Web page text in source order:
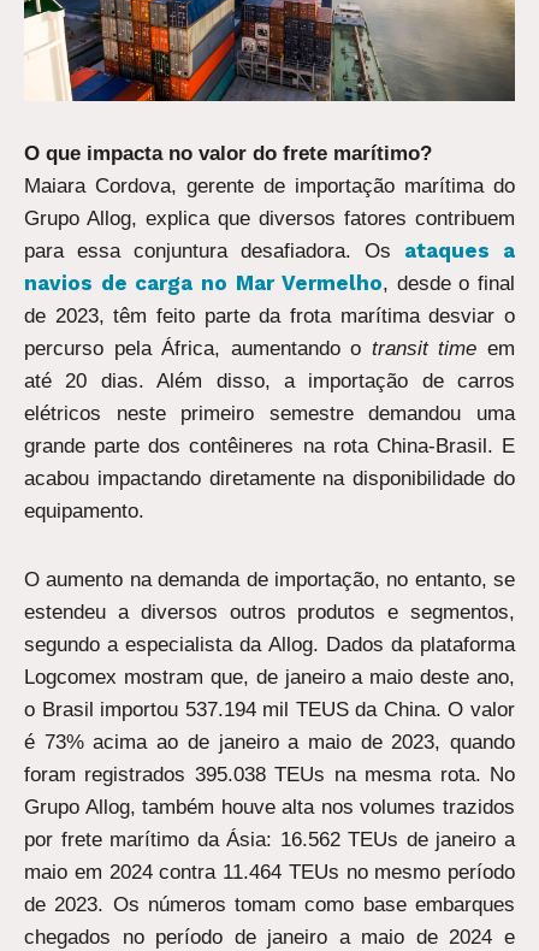
O que impacta no valor do frete marítimo?
Maiara Cordova, gerente de importação marítima do
Grupo Allog, explica que diversos fatores contribuem
para essa conjuntura desafiadora. Os ataques a
navios de carga no Mar Vermelho, desde o final
de 2023, têm feito parte da frota marítima desviar o
percurso pela África, aumentando o transit time em
até 20 dias. Além disso, a importação de carros
elétricos neste primeiro semestre demandou uma
grande parte dos contêineres na rota China-Brasil. E
acabou impactando diretamente na disponibilidade do
equipamento.
O aumento na demanda de importação, no entanto, se
estendeu a diversos outros produtos e segmentos,
segundo a especialista da Allog. Dados da plataforma
Logcomex mostram que, de janeiro a maio deste ano,
o Brasil importou 537.194 mil TEUS da China. O valor
é 73% acima ao de janeiro a maio de 2023, quando
foram registrados 395.038 TEUs na mesma rota. No
Grupo Allog, também houve alta nos volumes trazidos
por frete marítimo da Ásia: 16.562 TEUs de janeiro a
maio em 2024 contra 11.464 TEUs no mesmo período
de 2023. Os números tomam como base embarques
chegados no período de janeiro a maio de 2024 e